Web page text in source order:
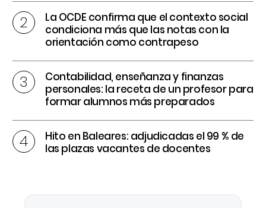
La OCDE confirma que el contexto social
condiciona más que las notas con la
orientación como contrapeso
Contabilidad, enseñanza y finanzas
personales: la receta de un profesor para
formar alumnos más preparados
Hito en Baleares: adjudicadas el 99 % de
las plazas vacantes de docentes